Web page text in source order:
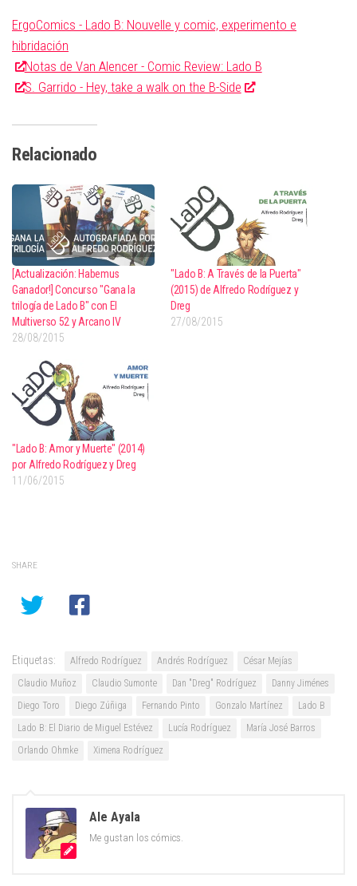
ErgoComics - Lado B: Nouvelle y comic, experimento e
hibridación
Notas de Van Alencer - Comic Review: Lado B
S. Garrido - Hey, take a walk on the B-Side
Relacionado
[Actualización: Habemus
Ganador!] Concurso "Gana la
trilogía de Lado B" con El
Multiverso 52 y Arcano IV
28/08/2015
"Lado B: A Través de la Puerta"
(2015) de Alfredo Rodríguez y
Dreg
27/08/2015
"Lado B: Amor y Muerte" (2014)
por Alfredo Rodríguez y Dreg
11/06/2015
SHARE
Etiquetas: Alfredo Rodríguez Andrés Rodríguez
César Mejías
Claudio Muñoz
Claudio Sumonte Dan "Dreg" Rodríguez
Danny Jiménes
Diego Toro
Diego Zúñiga Fernando Pinto Gonzalo Martínez
Lado B
Lado B: El Diario de Miguel Estévez
Lucía Rodríguez
María José Barros
Orlando Ohmke
Ximena Rodríguez
Ale Ayala
Me gustan los cómics.